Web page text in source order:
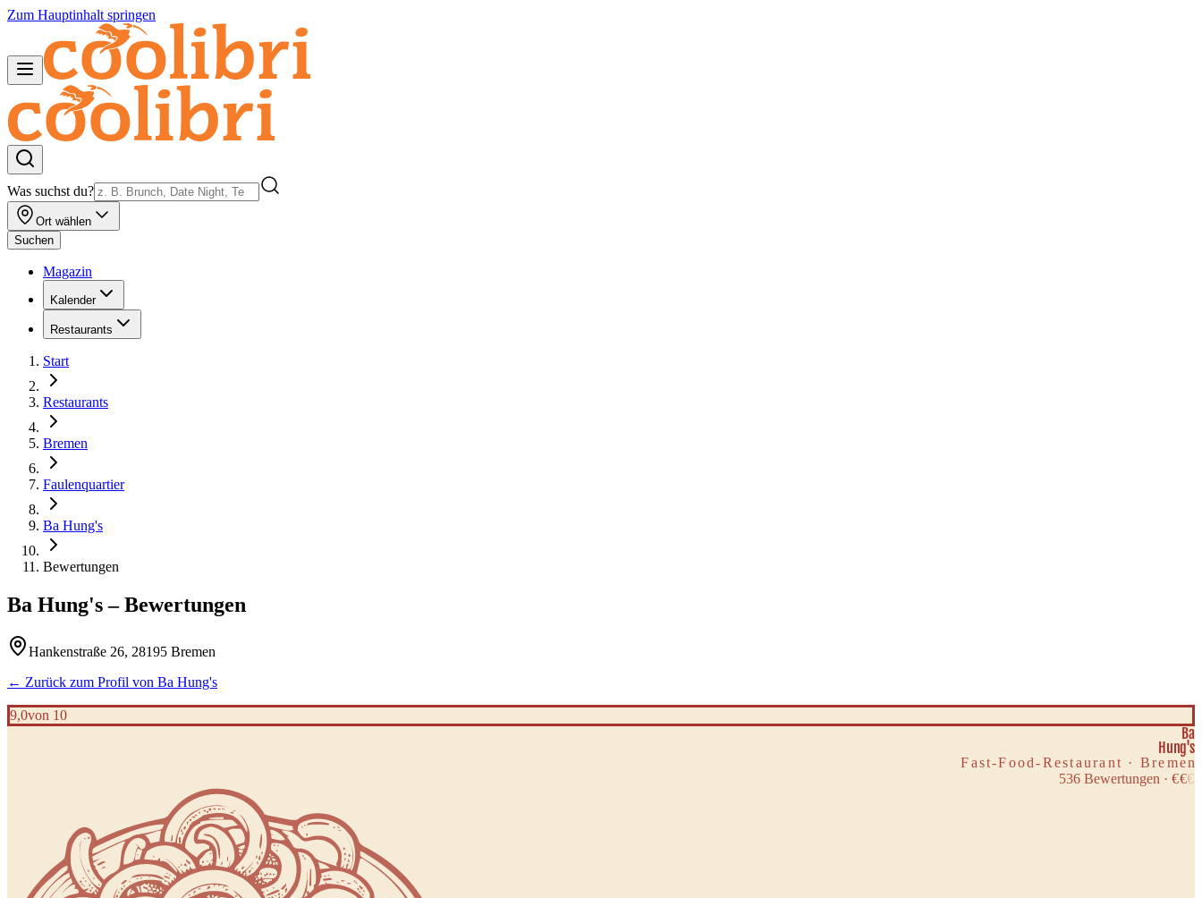
Zum Hauptinhalt springen
Was suchst du?
Ort wählen
Suchen
Magazin
Kalender
Restaurants
Start
Restaurants
Bremen
Faulenquartier
Ba Hung's
Bewertungen
Ba Hung's – Bewertungen
Hankenstraße 26, 28195 Bremen
← Zurück zum Profil von Ba Hung's
9,0von 10
Ba
Hung's
Fast-Food-Restaurant · Bremen
536 Bewertungen ·€€€